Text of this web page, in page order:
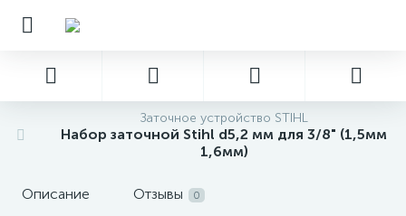
Заточное устройство STIHL
Набор заточной Stihl d5,2 мм для 3/8" (1,5мм
1,6мм)
Описание Отзывы 0